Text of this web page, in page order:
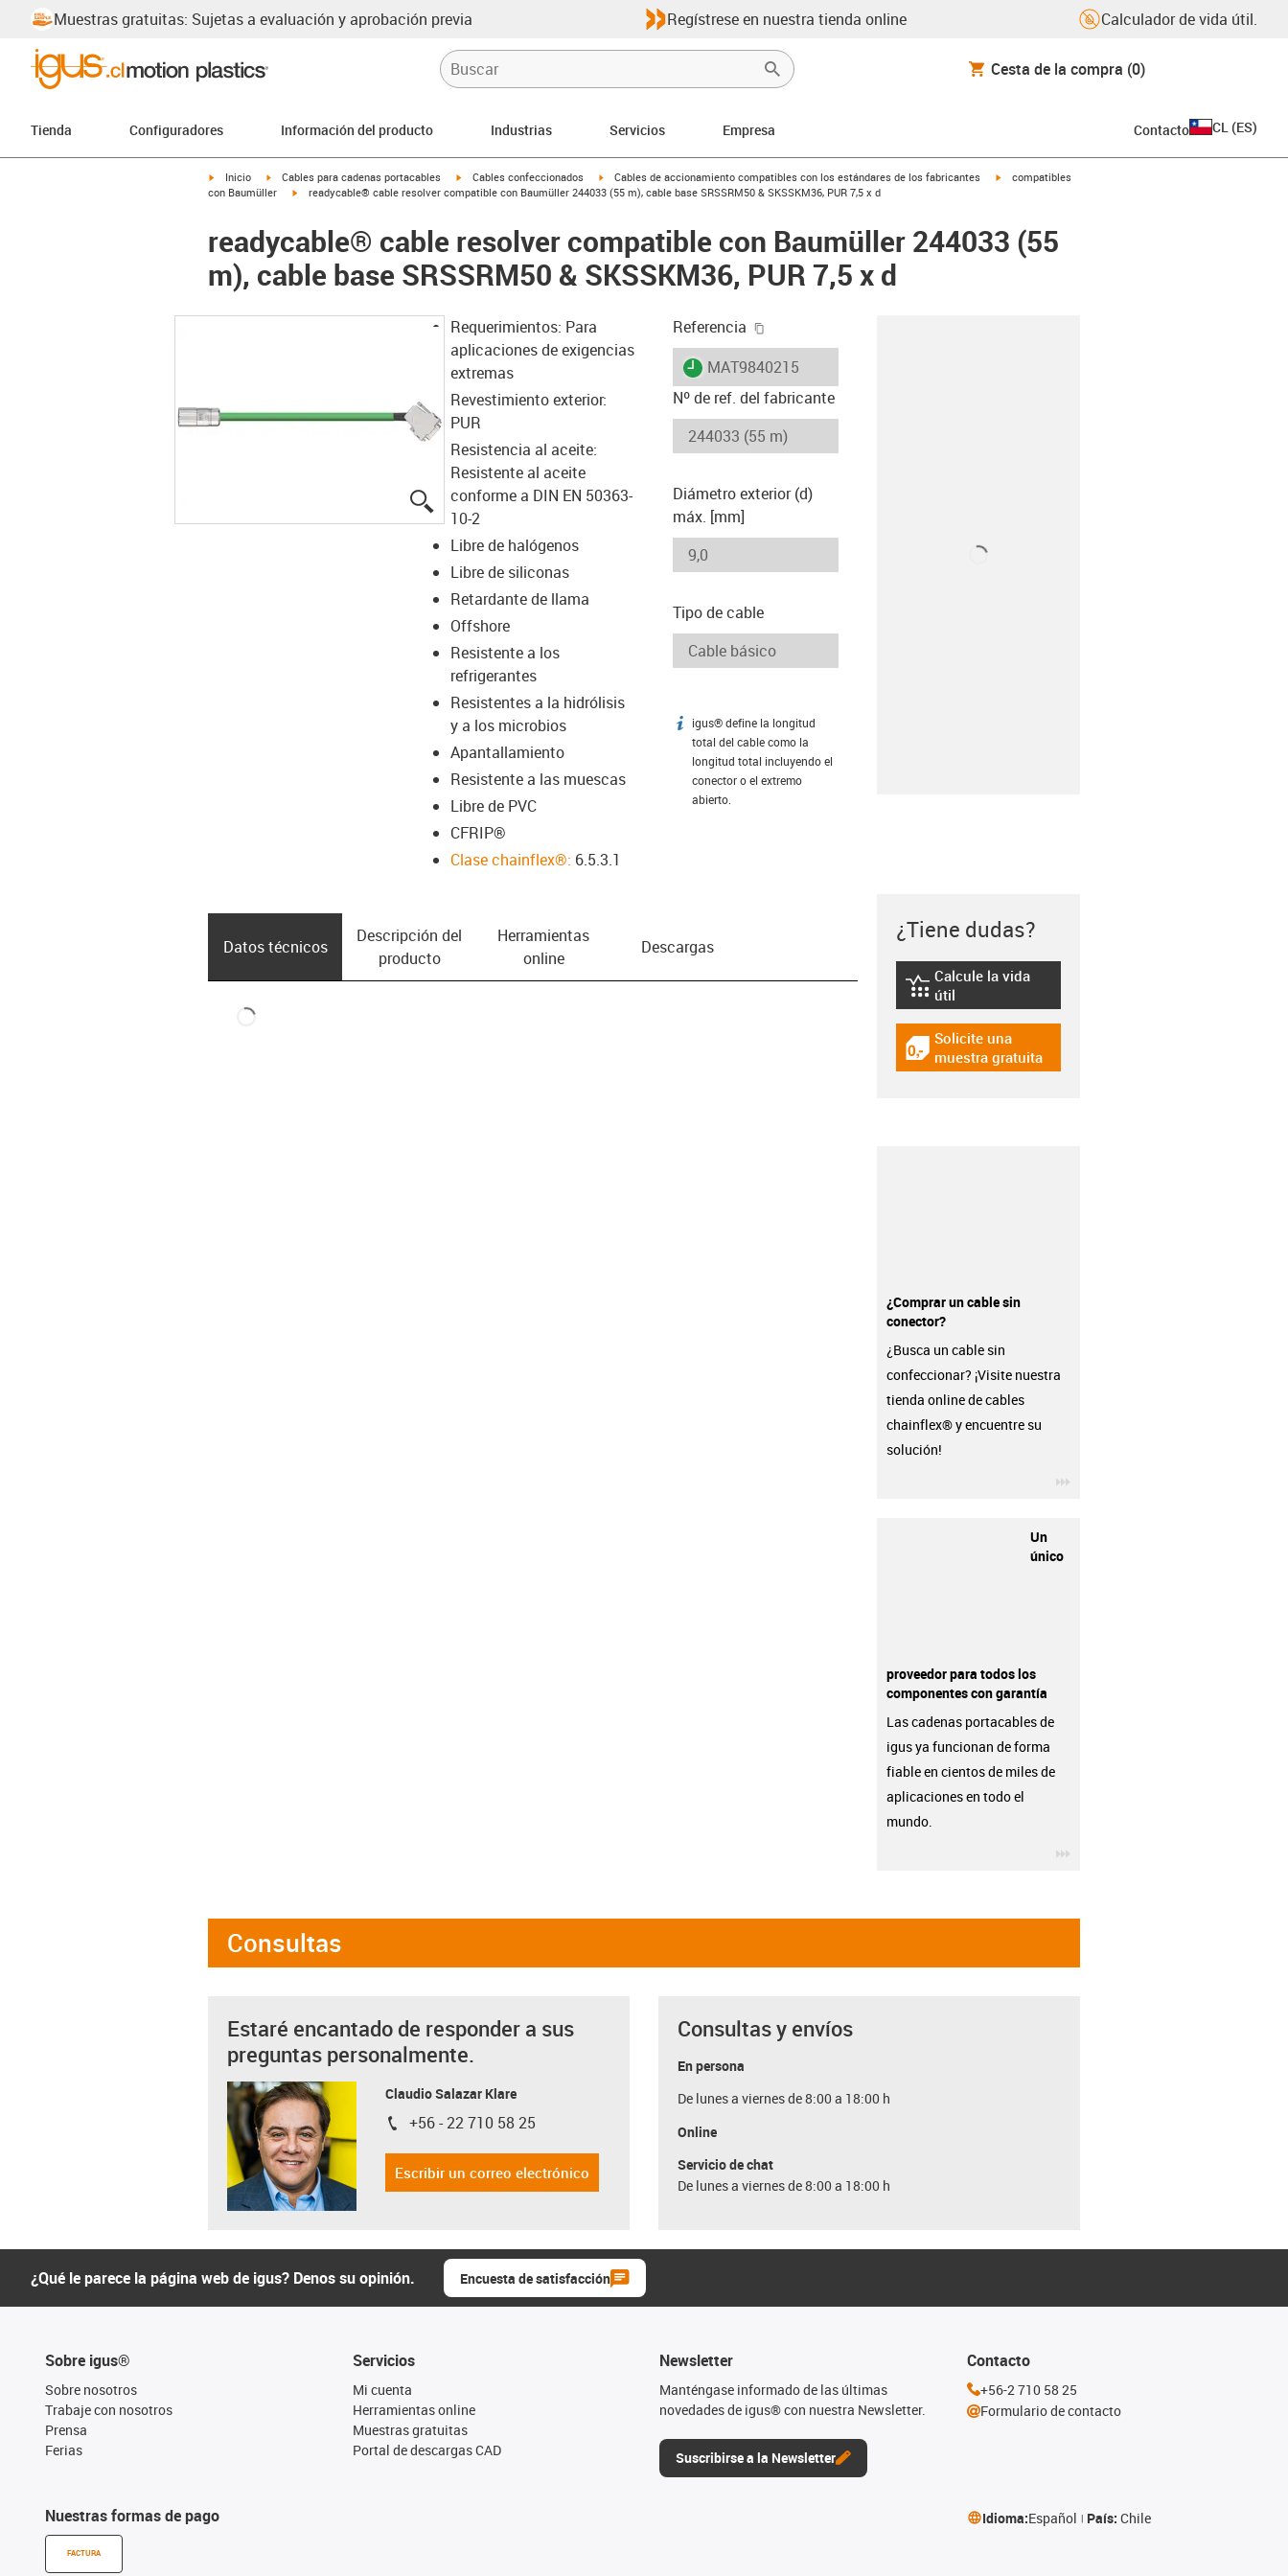
Muestras gratuitas: Sujetas a evaluación y aprobación previa Regístrese en nuestra tienda online Calculador de vida útil.
Cesta de la compra (0)
Tienda Configuradores Información del producto Industrias Servicios Empresa Contacto CL (ES)
igus-icon-arrow-right
Inicio igus-icon-arrow-right
Cables para cadenas portacables igus-icon-arrow-right
Cables confeccionados igus-icon-arrow-right
Cables de accionamiento compatibles con los estándares de los fabricantes igus-icon-arrow-right
compatibles
con Baumüller
igus-icon-arrow-right
readycable® cable resolver compatible con Baumüller 244033 (55 m), cable base SRSSRM50 & SKSSKM36, PUR 7,5 x d
readycable® cable resolver compatible con Baumüller 244033 (55
m), cable base SRSSRM50 & SKSSKM36, PUR 7,5 x d
igus-icon-lupe
Requerimientos: Para
aplicaciones de exigencias
extremas
Revestimiento exterior:
PUR
Resistencia al aceite:
Resistente al aceite
conforme a DIN EN 50363-
10-2
Libre de halógenos
Libre de siliconas
Retardante de llama
Offshore
Resistente a los
refrigerantes
Resistentes a la hidrólisis
y a los microbios
Apantallamiento
Resistente a las muescas
Libre de PVC
CFRIP®
Clase chainflex®: 6.5.3.1
Referencia
igus-icon-lieferzeit
MAT9840215
Nº de ref. del fabricante
Diámetro exterior (d)
máx. [mm]
Tipo de cable
igus-icon-info
igus® define la longitud
total del cable como la
longitud total incluyendo el
conector o el extremo
abierto.
Datos técnicos
Descripción del
producto
Herramientas
online
Descargas
¿Tiene dudas?
igus-icon-lebensdauerrechner
Calcule la vida
útil
igus-icon-gratismuster
Solicite una
muestra gratuita
¿Comprar un cable sin
conector?
¿Busca un cable sin
confeccionar? ¡Visite nuestra
tienda online de cables
chainflex® y encuentre su
solución!
Un
único
proveedor para todos los
componentes con garantía
Las cadenas portacables de
igus ya funcionan de forma
fiable en cientos de miles de
aplicaciones en todo el
mundo.
Consultas
Estaré encantado de responder a sus
preguntas personalmente.
Claudio Salazar Klare
igus-icon-phone
+56 - 22 710 58 25
Escribir un correo electrónico
Consultas y envíos
En persona
De lunes a viernes de 8:00 a 18:00 h
Online
Servicio de chat
De lunes a viernes de 8:00 a 18:00 h
¿Qué le parece la página web de igus? Denos su opinión. Encuesta de satisfacción
Sobre igus®
Sobre nosotros
Trabaje con nosotros
Prensa
Ferias
Nuestras formas de pago
FACTURA
Servicios
Mi cuenta
Herramientas online
Muestras gratuitas
Portal de descargas CAD
Newsletter
Manténgase informado de las últimas
novedades de igus® con nuestra Newsletter.
Suscribirse a la Newsletter
Contacto
+56-2 710 58 25
Formulario de contacto
Idioma:Español País: Chile